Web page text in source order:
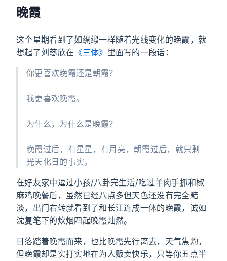
晚霞
这个星期看到了如绸缎一样随着光线变化的晚霞，就
想起了刘慈欣在 《三体》 里面写的一段话：
你更喜欢晚霞还是朝霞？
我更喜欢晚霞。
为什么，为什么是晚霞？
晚霞过后，有星星，有月亮，朝霞过后，就只剩
光天化日的事实。
在好友家中逗过小孩/八卦完生活/吃过羊肉手抓和椒
麻鸡晚餐后，虽然已经八点多但天色还没有完全黯
淡，出门右转就看到了和长江连成一体的晚霞，诚如
沈复笔下的炊烟四起晚霞灿然。
日落踏着晚霞而来，也比晚霞先行离去，天气焦灼，
但晚霞却是实打实地在为人贩卖快乐，只等你五点半